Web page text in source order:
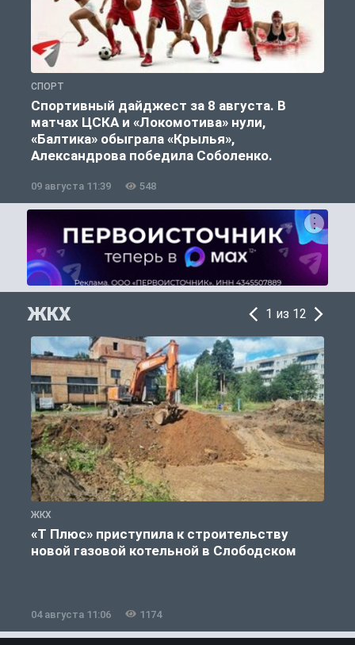
СПОРТ
Спортивный дайджест за 8 августа. В
матчах ЦСКА и «Локомотива» нули,
«Балтика» обыграла «Крылья»,
Александрова победила Соболенко.
09 августа 11:39 548
ЖКХ 1 из 12
ЖКХ
«Т Плюс» приступила к строительству
новой газовой котельной в Слободском
04 августа 11:06 1174